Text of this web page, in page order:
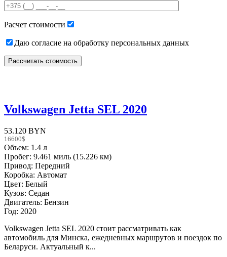
field
empty.
Расчет стоимости
Даю согласие на обработку персональных данных
Volkswagen Jetta SEL 2020
53.120 BYN
16600$
Объем: 1.4 л
Пробег: 9.461 миль (15.226 км)
Привод: Передний
Коробка: Автомат
Цвет: Белый
Кузов: Седан
Двигатель: Бензин
Год: 2020
Volkswagen Jetta SEL 2020 стоит рассматривать как
автомобиль для Минска, ежедневных маршрутов и поездок по
Беларуси. Актуальный к...